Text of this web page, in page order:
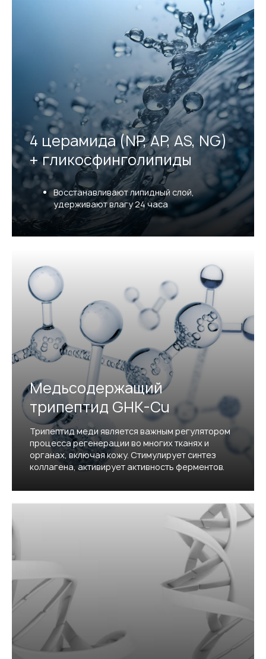
4 церамида (NP, AP, AS, NG)
+ гликосфинголипиды
Восстанавливают липидный слой,
удерживают влагу 24 часа
Медьсодержащий
трипептид GHK-Cu
Трипептид меди является важным регулятором
процесса регенерации во многих тканях и
органах, включая кожу. Стимулирует синтез
коллагена, активирует активность ферментов.